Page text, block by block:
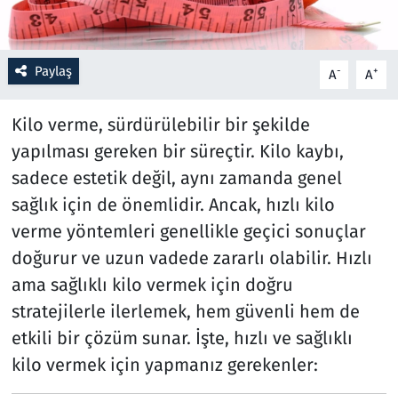
Paylaş A- A+
Kilo verme, sürdürülebilir bir şekilde
yapılması gereken bir süreçtir. Kilo kaybı,
sadece estetik değil, aynı zamanda genel
sağlık için de önemlidir. Ancak, hızlı kilo
verme yöntemleri genellikle geçici sonuçlar
doğurur ve uzun vadede zararlı olabilir. Hızlı
ama sağlıklı kilo vermek için doğru
stratejilerle ilerlemek, hem güvenli hem de
etkili bir çözüm sunar. İşte, hızlı ve sağlıklı
kilo vermek için yapmanız gerekenler:
Seçim 2023
Spor
Teknoloji ve Bilim
Televizyon